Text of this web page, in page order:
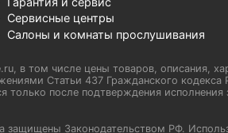
Сервисные центры
Салоны и комнаты прослушивания
в том числе цены товаров, описания,
Статьи 437 Гражданского кодекса
после подтверждения исполнения
защищены Законодательством РФ.